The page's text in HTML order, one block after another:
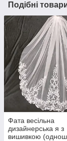
Подібні
Фата весільна
дизайнерська я з
вишивкою